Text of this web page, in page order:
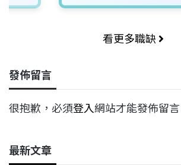
看更多職缺
發佈留言
很抱歉，必須登入網站才能發佈留言
最新文章